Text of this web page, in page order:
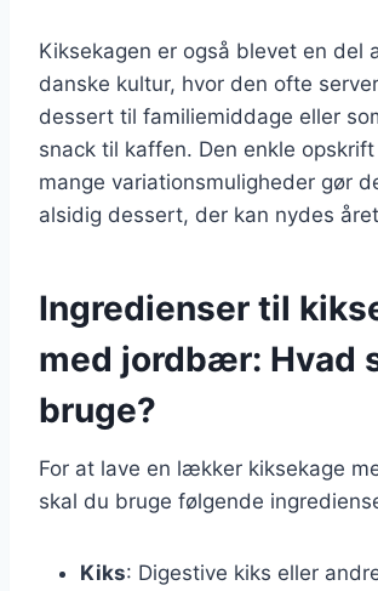
Kiksekagen er også blevet en del
danske kultur, hvor den ofte
dessert til familiemiddage eller
snack til kaffen. Den enkle
mange variationsmuligheder gør
alsidig dessert, der kan nydes
Ingredienser til
med jordbær: Hvad
bruge?
For at lave en lækker kiksekage
skal du bruge følgende
Kiks: Digestive kiks eller